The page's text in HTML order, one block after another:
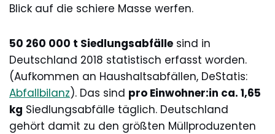
Blick auf die schiere Masse werfen.
50 260 000 t Siedlungsabfälle sind in
Deutschland 2018 statistisch erfasst worden.
(Aufkommen an Haushaltsabfällen, DeStatis:
Abfallbilanz). Das sind pro Einwohner:in ca. 1,65
kg Siedlungsabfälle täglich. Deutschland
gehört damit zu den größten Müllproduzenten